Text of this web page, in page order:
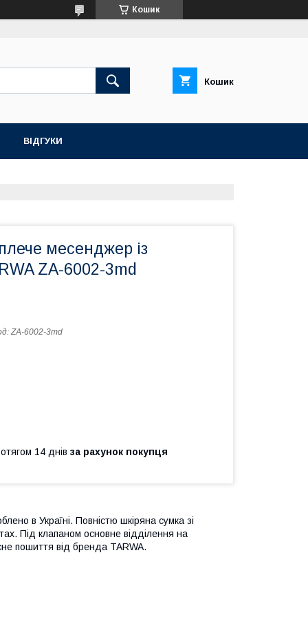
Кошик
Кошик
ВІДГУКИ
месенджер із
ZA-6002-3md
ZA-6002-3md
14 днів за рахунок покупця
в Україні. Повністю шкіряна сумка зі
Під клапаном основне відділення на
пошиття від бренда TARWA.